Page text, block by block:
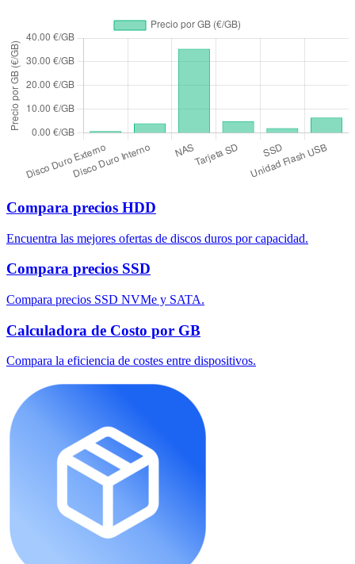
Compara precios HDD
Encuentra las mejores ofertas de discos duros por capacidad.
Compara precios SSD
Compara precios SSD NVMe y SATA.
Calculadora de Costo por GB
Compara la eficiencia de costes entre dispositivos.